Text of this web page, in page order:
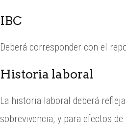
IBC
Deberá corresponder con el
Historia laboral
La historia laboral deberá
sobrevivencia, y para efectos